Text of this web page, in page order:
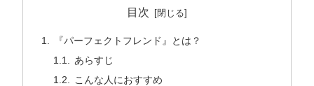
目次
『パーフェクトフレンド』とは？
あらすじ
こんな人におすすめ